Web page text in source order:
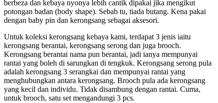
berbeza dan kebaya nyonya lebih cantik dipakai jika mengikut
potongan badan (body shape). Sebab tu, tiada butang. Kena pakai
dengan baby pin dan kerongsang sebagai aksesori.
Untuk koleksi kerongsang kebaya kami, terdapat 3 jenis iaitu
kerongsang berantai, kerongsang serong dan juga brooch.
Kerongsang berantai nama pun berantai, jadi ianya mempunyai
rantai yang boleh di sarungkan di tengkuk. Kerongsang serong pula
adalah kerongsang 3 serangkai dan mempunyai rantai yang
menghubungkan antara kerongsang. Brooch pula ada kerongsang
yang kecil dan individu. Tidak disambung dengan rantai. Cuma,
untuk brooch, satu set mengandungi 3 pcs.